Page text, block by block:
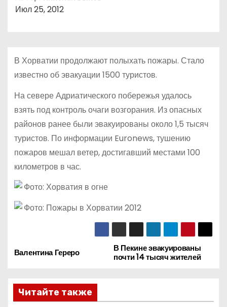
Июл 25, 2012
В Хорватии продолжают полыхать пожары. Стало
известно об эвакуации 1500 туристов.
На севере Адриатического побережья удалось
взять под контроль очаги возгорания. Из опасных
районов ранее были эвакуированы около 1,5 тысяч
туристов. По информации Euronews, тушению
пожаров мешал ветер, достигавший местами 100
километров в час.
Фото: Хорватия в огне
Фото: Пожары в Хорватии 2012
Н
в
В Пекине эвакуированы
почти 14 тысяч жителей
Валентина Гереро
Читайте также